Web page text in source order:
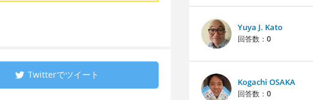
Twitterでツイート
Yuya J. Kato
回答数： 0
Kogachi OSAKA
回答数： 0